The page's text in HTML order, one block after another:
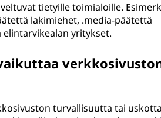
tietyille toimialoille.
lakimiehet, .media-päätettä
yritykset.
turvallisuutta tai